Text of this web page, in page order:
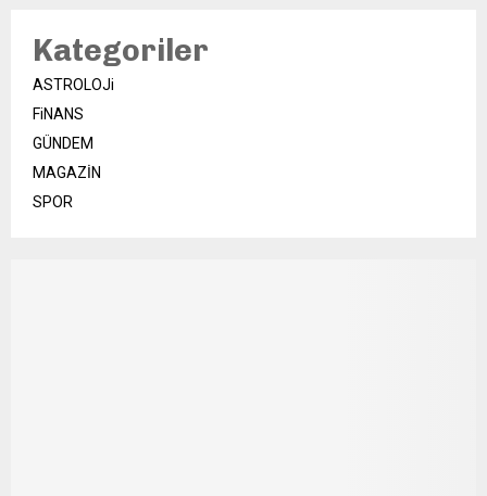
Kategoriler
ASTROLOJi
FiNANS
GÜNDEM
MAGAZİN
SPOR